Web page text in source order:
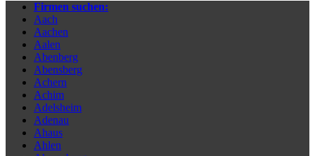
Firmen suchen:
Aach
Aachen
Aalen
Abenberg
Abensberg
Achern
Achim
Adelsheim
Adenau
Ahaus
Ahlen